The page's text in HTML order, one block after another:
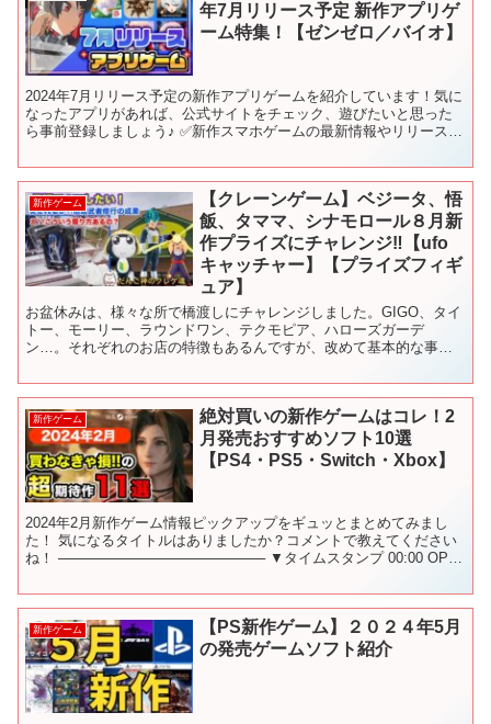
年7月リリース予定 新作アプリゲ
ーム特集！【ゼンゼロ／バイオ】
2024年7月リリース予定の新作アプリゲームを紹介しています！気に
なったアプリがあれば、公式サイトをチェック、遊びたいと思った
ら事前登録しましょう♪ ✅新作スマホゲームの最新情報やリリース日
新作ゲーム
【クレーンゲーム】ベジータ、悟
飯、タママ、シナモロール８月新
作プライズにチャレンジ‼️【ufo
キャッチャー】【プライズフィギ
ュア】
お盆休みは、様々な所で橋渡しにチャレンジしました。GIGO、タイ
トー、モーリー、ラウンドワン、テクモピア、ハローズガーデ
ン…。それぞれのお店の特徴もあるんですが、改めて基本的な事を
突...
新作ゲーム
絶対買いの新作ゲームはコレ！2
月発売おすすめソフト10選
【PS4・PS5・Switch・Xbox】
2024年2月新作ゲーム情報ピックアップをギュッとまとめてみまし
た！ 気になるタイトルはありましたか？コメントで教えてください
ね！ ───────────────────── ▼タイムスタンプ 00:00 OP
新作ゲーム
【PS新作ゲーム】２０２４年5月
の発売ゲームソフト紹介